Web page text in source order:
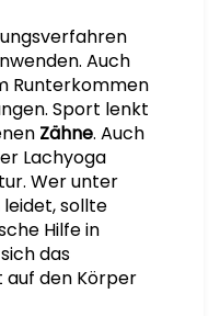
Auch
Runterkommen
Sport lenkt
Zähne. Auch
Lachyoga
Wer unter
sollte
Hilfe in
das
auf den Körper